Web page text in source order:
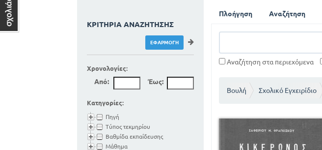
Πλοήγηση Αναζήτηση
Αναζήτηση στα περιεχόμενα
Βουλή Σχολικό Εγχειρίδιο
ΚΡΙΤΉΡΙΑ ΑΝΑΖΉΤΗΣΗΣ
Χρονολογίες:
Από: Έως:
Κατηγορίες:
Πηγή
Τύπος τεκμηρίου
Βαθμίδα εκπαίδευσης
Μάθημα